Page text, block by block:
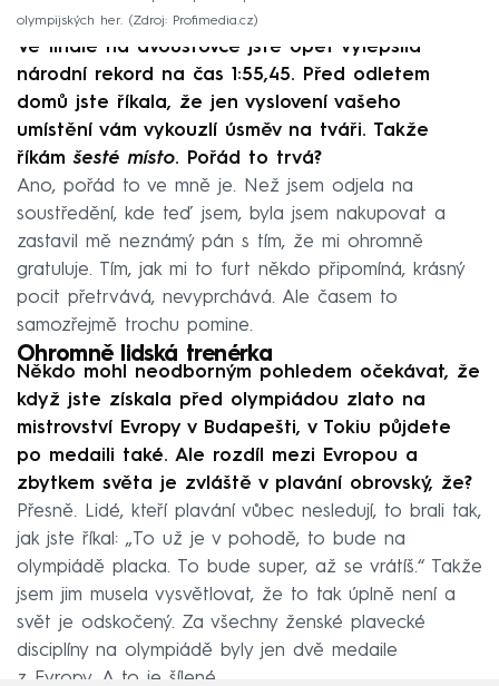
olympijských her.
Zdroj: Profimedia.cz
Ve finále na dvoustovce jste opět vylepšila
národní rekord na čas 1:55,45. Před odletem
domů jste říkala, že jen vyslovení vašeho
umístění vám vykouzlí úsměv na tváři. Takže
říkámšesté místo. Pořád to trvá?
Ano, pořád to ve mně je. Než jsem odjela na
soustředění, kde teď jsem, byla jsem nakupovat a
zastavil mě neznámý pán s tím, že mi ohromně
gratuluje. Tím, jak mi to furt někdo připomíná, krásný
pocit přetrvává, nevyprchává. Ale časem to
samozřejmě trochu pomine.
Ohromně lidská trenérka
Někdo mohl neodborným pohledem očekávat, že
když jste získala před olympiádou zlato na
mistrovství Evropy v Budapešti, v Tokiu půjdete
po medaili také. Ale rozdíl mezi Evropou a
zbytkem světa je zvláště v plavání obrovský, že?
Přesně. Lidé, kteří plavání vůbec nesledují, to brali tak,
jak jste říkal: „To už je v pohodě, to bude na
olympiádě placka. To bude super, až se vrátíš.“ Takže
jsem jim musela vysvětlovat, že to tak úplně není a
svět je odskočený. Za všechny ženské plavecké
disciplíny na olympiádě byly jen dvě medaile
z Evropy. A to je šílené.